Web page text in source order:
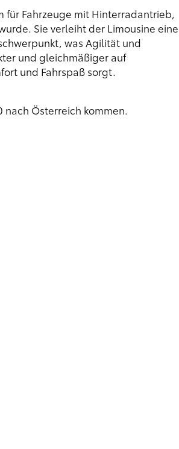
Fahrzeuge mit Hinterradantrieb,
Sie verleiht der Limousine eine
was Agilität und
und gleichmäßiger auf
und Fahrspaß sorgt.
nach Österreich kommen.